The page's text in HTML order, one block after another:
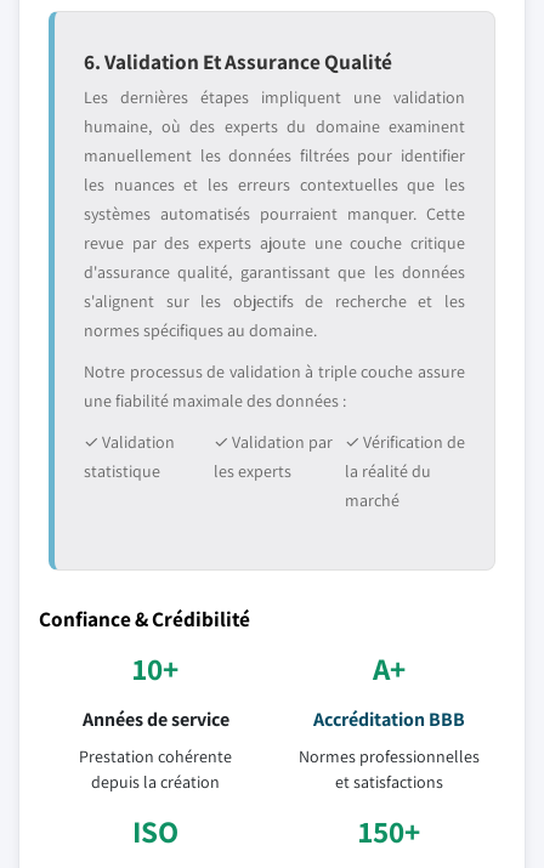
6. Validation Et Assurance Qualité
Les dernières étapes impliquent une validation
humaine, où des experts du domaine examinent
manuellement les données filtrées pour identifier
les nuances et les erreurs contextuelles que les
systèmes automatisés pourraient manquer. Cette
revue par des experts ajoute une couche critique
d'assurance qualité, garantissant que les données
s'alignent sur les objectifs de recherche et les
normes spécifiques au domaine.
Notre processus de validation à triple couche assure
une fiabilité maximale des données :
✓ Validation
statistique
✓ Validation par
les experts
✓ Vérification de
la réalité du
marché
Confiance & Crédibilité
10+
Années de service
Prestation cohérente
depuis la création
A+
Accréditation BBB
Normes professionnelles
et satisfactions
ISO 150+